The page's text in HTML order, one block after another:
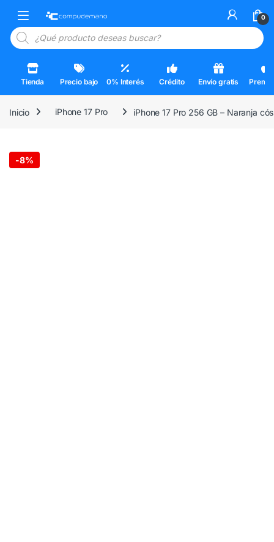
Open 0
Búsqueda de productos
Tienda Precio bajo 0% Interés Crédito Envío gratis
Inicio iPhone 17 Pro iPhone 17 Pro 256 GB – Naranja
-8%